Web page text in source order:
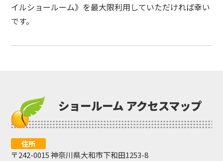
イルショールーム》を最大限利用していただければ幸い
です。
ショールーム アクセスマップ
住所
〒242-0015 神奈川県大和市下和田1253-8